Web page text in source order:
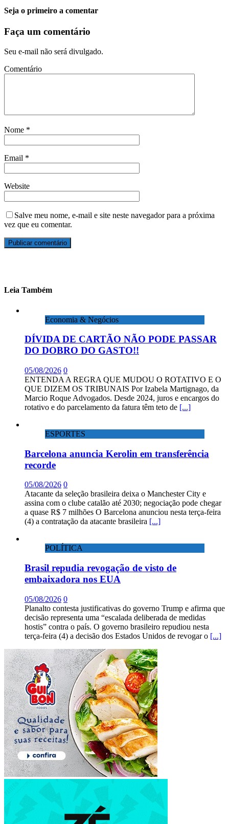
Seja o primeiro a comentar
Faça um comentário
Seu e-mail não será divulgado.
Comentário
Nome *
Email *
Website
Salve meu nome, e-mail e site neste navegador para a próxima
vez que eu comentar.
Leia Também
Economia & Negócios
DÍVIDA DE CARTÃO NÃO PODE PASSAR
DO DOBRO DO GASTO!!
05/08/2026 0
ENTENDA A REGRA QUE MUDOU O ROTATIVO E O
QUE DIZEM OS TRIBUNAIS Por Izabela Martignago, da
Marcio Roque Advogados. Desde 2024, juros e encargos do
rotativo e do parcelamento da fatura têm teto de [...]
ESPORTES
Barcelona anuncia Kerolin em transferência
recorde
05/08/2026 0
Atacante da seleção brasileira deixa o Manchester City e
assina com o clube catalão até 2030; negociação pode chegar
a quase R$ 7 milhões O Barcelona anunciou nesta terça-feira
(4) a contratação da atacante brasileira [...]
POLÍTICA
Brasil repudia revogação de visto de
embaixadora nos EUA
05/08/2026 0
Planalto contesta justificativas do governo Trump e afirma que
decisão representa uma “escalada deliberada de medidas
hostis” contra o país. O governo brasileiro repudiou nesta
terça-feira (4) a decisão dos Estados Unidos de revogar o [...]